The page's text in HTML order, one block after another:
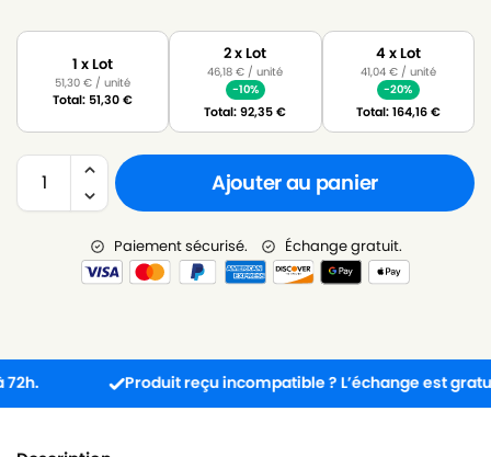
1 x Lot
51,30€ / unité
Total: 51,30€
2 x Lot
46,18€ / unité
-10%
Total:92,35€
4 x Lot
41,04 €/ unité
-20%
Total:164,16€
Ajouter au panier
Paiement sécurisé. Échange gratuit.
Produit reçu incompatible ? L’échange est gratuit !